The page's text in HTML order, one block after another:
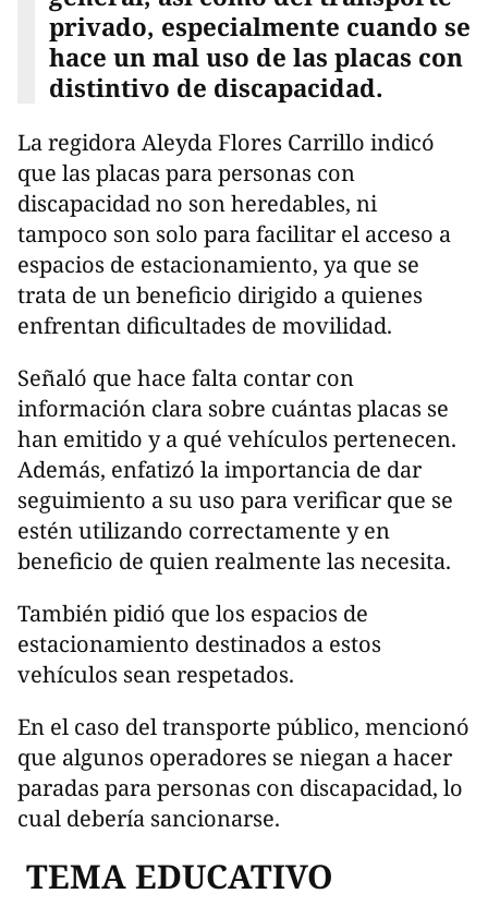
privado, especialmente cuando se
hace un mal uso de las placas con
distintivo de discapacidad.
La regidora Aleyda Flores Carrillo indicó
que las placas para personas con
discapacidad no son heredables, ni
tampoco son solo para facilitar el acceso a
espacios de estacionamiento, ya que se
trata de un beneficio dirigido a quienes
enfrentan dificultades de movilidad.
Señaló que hace falta contar con
información clara sobre cuántas placas se
han emitido y a qué vehículos pertenecen.
Además, enfatizó la importancia de dar
seguimiento a su uso para verificar que se
estén utilizando correctamente y en
beneficio de quien realmente las necesita.
También pidió que los espacios de
estacionamiento destinados a estos
vehículos sean respetados.
En el caso del transporte público, mencionó
que algunos operadores se niegan a hacer
paradas para personas con discapacidad, lo
cual debería sancionarse.
TEMA EDUCATIVO